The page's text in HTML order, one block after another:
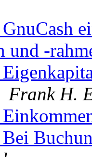
und -
Frank H.